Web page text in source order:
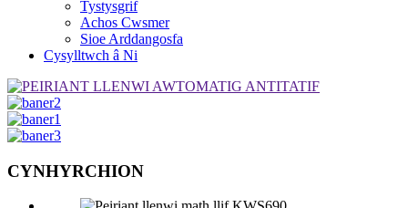
Tystysgrif
Achos Cwsmer
Sioe Arddangosfa
Cysylltwch â Ni
CYNHYRCHION